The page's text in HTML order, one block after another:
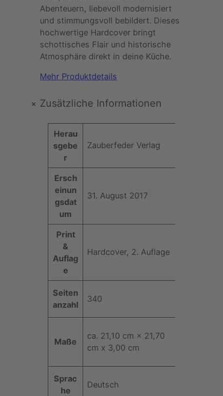
d
e
r
–
D
a
s
f
f
Abenteuern, liebevoll modernisiert
und stimmungsvoll bebildert. Dieses
hochwertige Hardcover bringt
schottisches Flair und historische
Atmosphäre direkt in deine Küche.
Mehr Produktdetails
+Zusätzliche Informationen
A
t
ri
b
u
t
e
rt
Herau
sgebe
r
Zauberfeder Verlag
Ersch
einun
gsdat
um
31. August 2017
Print
&
Auflag
e
Hardcover, 2. Auflage
Seiten
anzahl
340
Maße
ca. 21,10 cm × 21,70
cm x 3,00 cm
Sprac
he
Deutsch